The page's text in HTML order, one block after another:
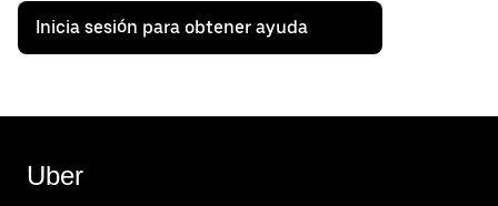
Inicia sesión para obtener ayuda
Uber